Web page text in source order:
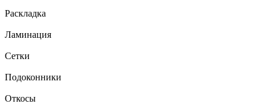
Раскладка
Ламинация
Сетки
Подоконники
Откосы